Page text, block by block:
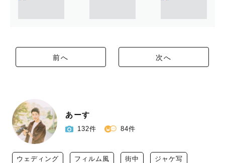
前へ 次へ
あーす
132件 84件
ウェディング フィルム風 街中 ジャケ写